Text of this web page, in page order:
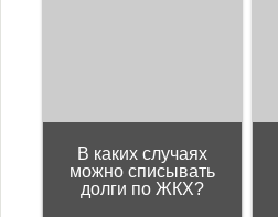
В каких случаях
можно списывать
долги по ЖКХ?